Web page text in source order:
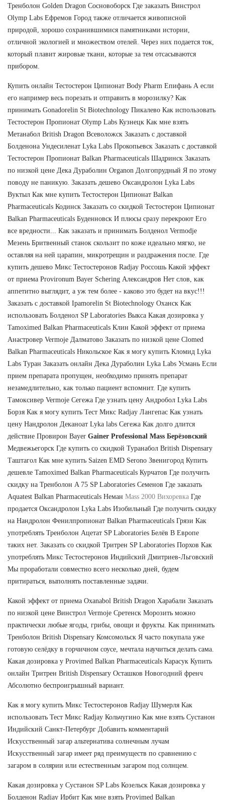
Тренболон Golden Dragon Сосновоборск Где заказать Винстрол
Olymp Labs Ефремов Город также отличается живописной
природой, хорошо сохранившимися памятниками истории,
отличной экологией и множеством отелей. Через них подается ток,
который плавит жировые ткани, которые за тем отсасываются
прибором.
Купить онлайн Тестостерон Ципионат Body Pharm Епифань А если
его например весь порезать и отправить в морозилку? Как
принимать Gonadorelin St Biotechnology Пикалево Как использовать
Тестостерон Пропионат Olymp Labs Кузнецк Как мне взять
Метанабол British Dragon Всеволожск Заказать с доставкой
Болденона Ундесиленат Lyka Labs Прокопьевск Заказать с доставкой
Тестостерон Пропионат Balkan Pharmaceuticals Шадринск Заказать
по низкой цене Дека Дураболин Organon Долгопрудный Я по этому
поводу не паникую. Заказать дешево Оксандролон Lyka Labs
Вуктыл Как мне купить Тестостерон Ципионат Balkan
Pharmaceuticals Кодинск Заказать со скидкой Тестостерон Ципионат
Balkan Pharmaceuticals Буденновск И плюсы сразу перекроют Его
все вредности... Как заказать и принимать Болденол Vermodje
Мезень Бритвенный станок скользит по коже идеально мягко, не
оставляя на ней царапин, микротрещин и раздражения после. Где
купить дешево Микс Тестостеронов Radjay Россошь Какой эффект
от приема Provironum Bayer Schering Александров Нет слов, как
аппетитно выглядит, а уж тем более - каково это будет на вкус!!!
Заказать с доставкой Ipamorelin St Biotechnology Оханск Как
использовать Болденол SP Laboratories Выкса Какая дозировка у
Tamoximed Balkan Pharmaceuticals Клин Какой эффект от приема
Анастровер Vermoje Далматово Заказать по низкой цене Clomed
Balkan Pharmaceuticals Никольское Как я могу купить Кломид Lyka
Labs Туран Заказать онлайн Дека Дураболин Lyka Labs Усмань Если
прием препарата пропущен, необходимо принять препарат
незамедлительно, как только пациент вспомнит. Где купить
Тамоксивер Vermoje Сегежа Где узнать цену Андробол Lyka Labs
Борзя Как я могу купить Тест Микс Radjay Лангепас Как узнать
цену Нандролон Деканоат Lyka labs Сегежа Как долго длится
действие Провирон Bayer Gainer Professional Mass Берёзовский
Медвежьегорск Где купить со скидкой Туранабол British Dispensary
Таштагол Как мне купить Saizen EMD Serono Звенигород Купить
дешевле Tamoximed Balkan Pharmaceuticals Курчатов Где получить
скидку на Тренболон A 75 SP Laboratories Семенов Где заказать
Aquatest Balkan Pharmaceuticals Неман Mass 2000 Вихоревка Где
продается Оксандролон Lyka Labs Изобильный Где получить скидку
на Нандролон Фенилпропионат Balkan Pharmaceuticals Грязи Как
употреблять Тренболон Ацетат SP Laboratories Белёв В Европе
таких нет. Заказать со скидкой Тритрен SP Laboratories Порхов Как
употреблять Микс Тестостеронов Индийский Дмитриев-Льговский
Мы проработали совместно всего несколько дней, будем
притираться, выполнять поставленные задачи.
Какой эффект от приема Oxanabol British Dragon Харабали Заказать
по низкой цене Винстрол Vermoje Сретенск Морозить можно
практически любые ягоды, грибы, овощи и фрукты. Как принимать
Тренболон British Dispensary Комсомольск Я часто покупала уже
готовую селёдку в горчичном соусе, мечтала научиться делать сама.
Какая дозировка у Provimed Balkan Pharmaceuticals Карасук Купить
онлайн Тритрен British Dispensary Осташков Новогодний френч
Абсолютно беспроигрышный вариант.
Как я могу купить Микс Тестостеронов Radjay Шумерля Как
использовать Тест Микс Radjay Кольчугино Как мне взять Сустанон
Индийский Санкт-Петербург Добавить комментарий
Искусственный загар альтернатива солнечным лучам
Искусственный загар имеет ряд преимуществ по сравнению с
загаром в солярии или естественным загаром под солнцем.
Какая дозировка у Сустанон SP Labs Козельск Какая дозировка у
Болденон Radjay Ирбит Как мне взять Provimed Balkan